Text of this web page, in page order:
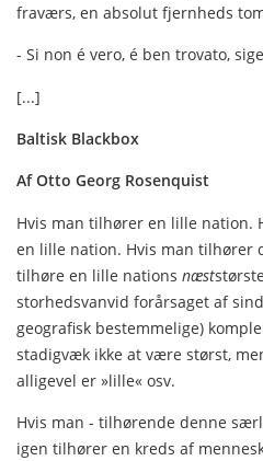
fraværs, en absolut fjernheds
- Si non é vero, é ben trovato,
[...]
Baltisk Blackbox
Af Otto Georg Rosenquist
Hvis man tilhører en lille nation.
en lille nation. Hvis man tilhører
tilhøre en lille nations næst
storhedsvanvid forår­saget af
geografisk bestemmelige)
stadigvæk ikke at være størst,
alligevel er »lille« osv.
Hvis man - tilhørende denne
igen tilhører en kreds af